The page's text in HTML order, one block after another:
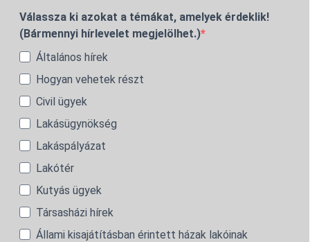
Válassza ki azokat a témákat, amelyek érdeklik!
(Bármennyi hírlevelet megjelölhet.)
Általános hírek
Hogyan vehetek részt
Civil ügyek
Lakásügynökség
Lakáspályázat
Lakótér
Kutyás ügyek
Társasházi hírek
Állami kisajátításban érintett házak lakóinak